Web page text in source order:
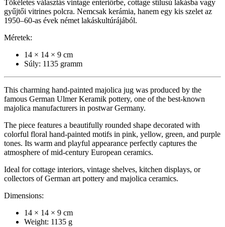
Tökéletes választás vintage enteriőrbe, cottage stílusú lakásba vagy
gyűjtői vitrines polcra. Nemcsak kerámia, hanem egy kis szelet az
1950–60-as évek német lakáskultúrájából.
Méretek:
14 × 14 × 9 cm
Súly: 1135 gramm
This charming hand-painted majolica jug was produced by the
famous German Ulmer Keramik pottery, one of the best-known
majolica manufacturers in postwar Germany.
The piece features a beautifully rounded shape decorated with
colorful floral hand-painted motifs in pink, yellow, green, and purple
tones. Its warm and playful appearance perfectly captures the
atmosphere of mid-century European ceramics.
Ideal for cottage interiors, vintage shelves, kitchen displays, or
collectors of German art pottery and majolica ceramics.
Dimensions:
14 × 14 × 9 cm
Weight: 1135 g